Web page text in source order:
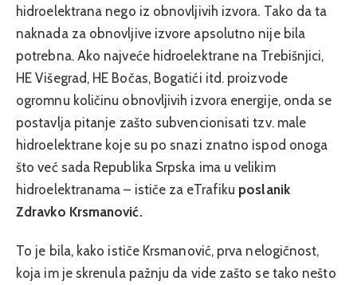
hidroelektrana nego iz obnovljivih izvora. Tako da ta
naknada za obnovljive izvore apsolutno nije bila
potrebna. Ako najveće hidroelektrane na Trebišnjici,
HE Višegrad, HE Bočas, Bogatići itd. proizvode
ogromnu količinu obnovljivih izvora energije, onda se
postavlja pitanje zašto subvencionisati tzv. male
hidroelektrane koje su po snazi znatno ispod onoga
što već sada Republika Srpska ima u velikim
hidroelektranama – ističe za eTrafiku poslanik
Zdravko Krsmanović.
To je bila, kako ističe Krsmanović, prva nelogičnost,
koja im je skrenula pažnju da vide zašto se tako nešto